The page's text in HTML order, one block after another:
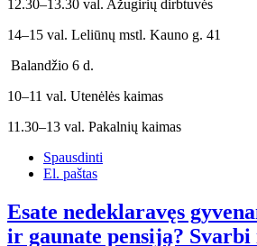
12.30–13.30 val. Ažugirių dirbtuvės
14–15 val. Leliūnų mstl. Kauno g. 41
Balandžio 6 d.
10–11 val. Utenėlės kaimas
11.30–13 val. Pakalnių kaimas
Spausdinti
El. paštas
Esate nedeklaravęs
ir gaunate pensiją?